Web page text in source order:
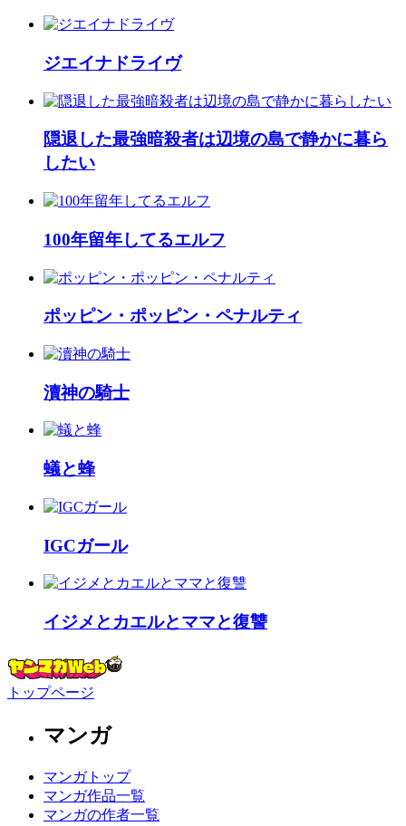
ジエイナドライヴ
隠退した最強暗殺者は辺境の島で静かに暮ら
したい
100年留年してるエルフ
ポッピン・ポッピン・ペナルティ
瀆神の騎士
蟻と蜂
IGCガール
イジメとカエルとママと復讐
トップページ
マンガ
マンガトップ
マンガ作品一覧
マンガの作者一覧